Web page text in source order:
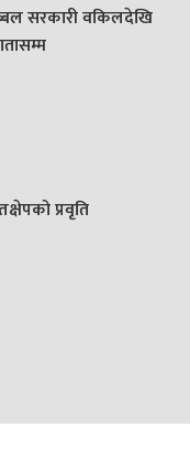
सरकारी वकिलदेखि
प्रवृति